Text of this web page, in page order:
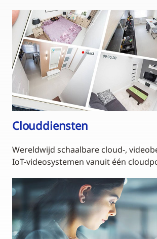
Clouddiensten
Wereldwijd schaalbare cloud-,
IoT-videosystemen vanuit één